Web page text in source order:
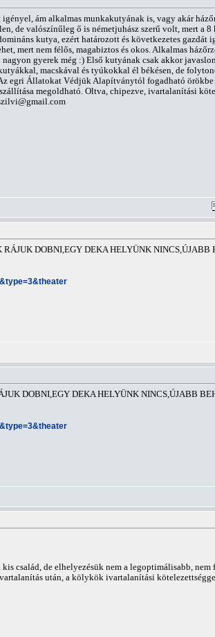
ám alkalmas munkakutyának is, vagy akár
de valószínűleg ő is németjuhász szerű volt, mert a
kutya, ezért határozott és következetes gazdát
mert nem félős, magabiztos és okos. Alkalmas
gyerek még :) Első kutyának csak akkor
macskával és tyúkokkal él békésen, de
egri Állatokat Védjük Alapítványtól fogadható örökbe
megoldható. Oltva, chipezve, ivartalanítási
DOBNI,EGY DEKA HELYÜNK NINCS,ÚJABB
DOBNI,EGY DEKA HELYÜNK NINCS,ÚJABB
család, de elhelyezésük nem a legoptimálisabb,
után, a kölykök ivartalanítási